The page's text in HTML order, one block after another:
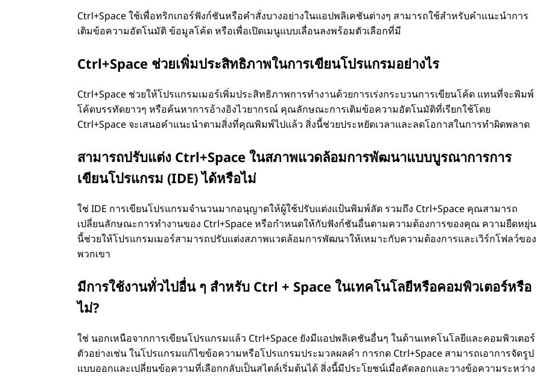
Ctrl+Space ใช้เพื่อทริกเกอร์ฟังก์ชันหรือคําสั่งบางอย่างในแอปพลิเคชันต่างๆ สามารถใช้สําหรับคําแนะนําการ
เติมข้อความอัตโนมัติ ข้อมูลโค้ด หรือเพื่อเปิดเมนูแบบเลื่อนลงพร้อมตัวเลือกที่มี
Ctrl+Space ช่วยเพิ่มประสิทธิภาพในการเขียนโปรแกรมอย่างไร
Ctrl+Space ช่วยให้โปรแกรมเมอร์เพิ่มประสิทธิภาพการทํางานด้วยการเร่งกระบวนการเขียนโค้ด แทนที่จะพิมพ์
โค้ดบรรทัดยาวๆ หรือค้นหาการอ้างอิงไวยากรณ์ คุณลักษณะการเติมข้อความอัตโนมัติที่เรียกใช้โดย
Ctrl+Space จะเสนอคําแนะนําตามสิ่งที่คุณพิมพ์ไปแล้ว สิ่งนี้ช่วยประหยัดเวลาและลดโอกาสในการทําผิดพลาด
สามารถปรับแต่ง Ctrl+Space ในสภาพแวดล้อมการพัฒนาแบบบูรณาการการ
เขียนโปรแกรม (IDE) ได้หรือไม่
ใช่ IDE การเขียนโปรแกรมจํานวนมากอนุญาตให้ผู้ใช้ปรับแต่งแป้นพิมพ์ลัด รวมถึง Ctrl+Space คุณสามารถ
เปลี่ยนลักษณะการทํางานของ Ctrl+Space หรือกําหนดให้กับฟังก์ชันอื่นตามความต้องการของคุณ ความยืดหยุ่น
นี้ช่วยให้โปรแกรมเมอร์สามารถปรับแต่งสภาพแวดล้อมการพัฒนาให้เหมาะกับความต้องการและเวิร์กโฟลว์ของ
พวกเขา
มีการใช้งานทั่วไปอื่น ๆ สําหรับ Ctrl + Space ในเทคโนโลยีหรือคอมพิวเตอร์หรือ
ไม่?
ใช่ นอกเหนือจากการเขียนโปรแกรมแล้ว Ctrl+Space ยังมีแอปพลิเคชันอื่นๆ ในด้านเทคโนโลยีและคอมพิวเตอร์
ตัวอย่างเช่น ในโปรแกรมแก้ไขข้อความหรือโปรแกรมประมวลผลคํา การกด Ctrl+Space สามารถเอาการจัดรูป
แบบออกและเปลี่ยนข้อความที่เลือกกลับเป็นสไตล์เริ่มต้นได้ สิ่งนี้มีประโยชน์เมื่อคัดลอกและวางข้อความระหว่าง